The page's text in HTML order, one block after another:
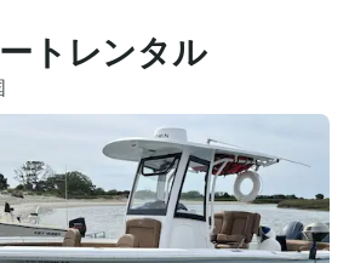
トレンタル